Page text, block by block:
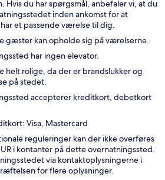
Hvis du har spørgsmål, anbefaler vi, at du
inden ankomst for at
et passende værelse til dig.
gæster kan opholde sig på værelserne.
har ingen elevator.
helt rolige, da der er brandslukker og
på stedet.
accepterer kreditkort, debetkort
Visa, Mastercard
reguleringer kan der ikke overføres
i kontanter på dette overnatningssted.
via kontaktoplysningerne i
for flere oplysninger.